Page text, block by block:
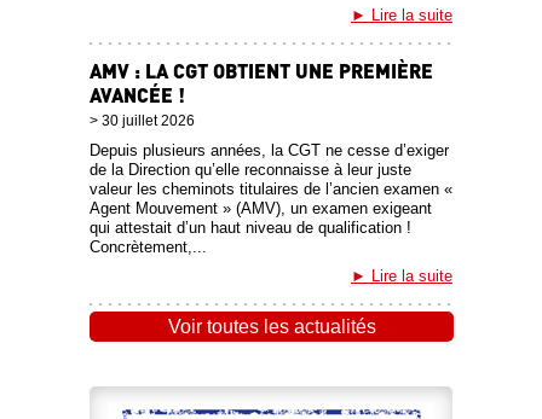
Lire la suite
AMV : LA CGT OBTIENT UNE PREMIÈRE
AVANCÉE !
30 juillet 2026
Depuis plusieurs années, la CGT ne cesse d’exiger
de la Direction qu’elle reconnaisse à leur juste
valeur les cheminots titulaires de l’ancien examen «
Agent Mouvement » (AMV), un examen exigeant
qui attestait d’un haut niveau de qualification !
Concrètement,...
Lire la suite
Voir toutes les actualités